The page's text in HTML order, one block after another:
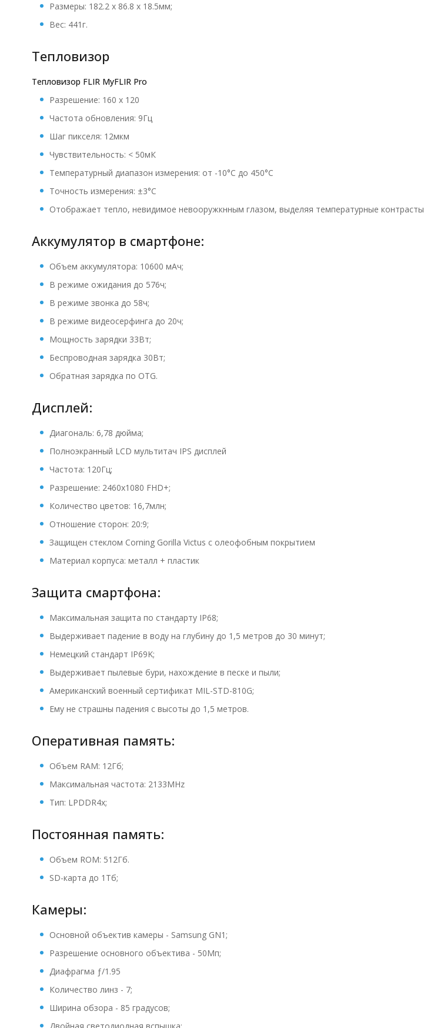
Размеры: 182.2 х 86.8 х 18.5мм;
Вес: 441г.
Тепловизор
Тепловизор FLIR MyFLIR Pro
Разрешение: 160 x 120
Частота обновления: 9Гц
Шаг пикселя: 12мкм
Чувствительность: < 50мК
Температурный диапазон измерения: от -10°C до 450°C
Точность измерения: ±3°C
Отображает тепло, невидимое невооружкнным глазом, выделяя температурные контрасты
Аккумулятор в смартфоне:
Объем аккумулятора: 10600 мАч;
В режиме ожидания до 576ч;
В режиме звонка до 58ч;
В режиме видеосерфинга до 20ч;
Мощность зарядки 33Вт;
Беспроводная зарядка 30Вт;
Обратная зарядка по OTG.
Дисплей:
Диагональ: 6,78 дюйма;
Полноэкранный LCD мультитач IPS дисплей
Частота: 120Гц;
Разрешение: 2460x1080 FHD+;
Количество цветов: 16,7млн;
Отношение сторон: 20:9;
Защищен стеклом Corning Gorilla Victus с олеофобным покрытием
Материал корпуса: металл + пластик
Защита смартфона:
Максимальная защита по стандарту IP68;
Выдерживает падение в воду на глубину до 1,5 метров до 30 минут;
Немецкий стандарт IP69K;
Выдерживает пылевые бури, нахождение в песке и пыли;
Американский военный сертификат MIL-STD-810G;
Ему не страшны падения с высоты до 1,5 метров.
Оперативная память:
Объем RAM: 12Гб;
Максимальная частота: 2133MHz
Тип: LPDDR4x;
Постоянная память:
Объем ROM: 512Гб.
SD-карта до 1Тб;
Камеры:
Основной объектив камеры - Samsung GN1;
Разрешение основного объектива - 50Мп;
Диафрагма ƒ/1.95
Количество линз - 7;
Ширина обзора - 85 градусов;